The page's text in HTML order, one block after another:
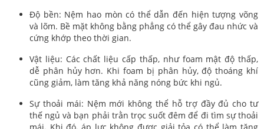
Độ bền: Nệm hao mòn có thể dẫn đến hiện tượng võng
và lõm. Bề mặt không bằng phẳng có thể gây đau nhức và
cứng khớp theo thời gian.
Vật liệu: Các chất liệu cấp thấp, như foam mật độ thấp,
dễ phân hủy hơn. Khi foam bị phân hủy, độ thoáng khí
cũng giảm, làm tăng khả năng nóng bức khi ngủ.
Sự thoải mái: Nệm mới không thể hỗ trợ đầy đủ cho tư
thế ngủ và bạn phải trằn trọc suốt đêm để đi tìm sự thoải